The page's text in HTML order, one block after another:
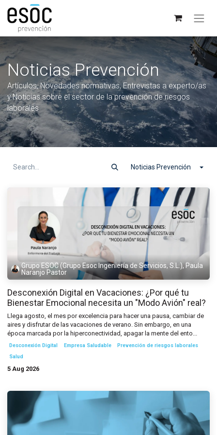
Noticias Prevención
Artículos, Novedades normativas, Entrevistas a experto/as
y Noticias sobre el sector de la prevención de riesgos
laborales
Noticias Prevención
Grupo ESOC (Grupo Esoc Ingeniería de Servicios, S.L.), Paula
Naranjo Pastor
Desconexión Digital en Vacaciones: ¿Por qué tu
Bienestar Emocional necesita un "Modo Avión" real?
Llega agosto, el mes por excelencia para hacer una pausa, cambiar de
aires y disfrutar de las vacaciones de verano. Sin embargo, en una
época marcada por la hiperconectividad, apagar la mente del ento...
Desconexión Digital Empresa Saludable
Prevención de riesgos laborales
Salud
5 Aug 2026